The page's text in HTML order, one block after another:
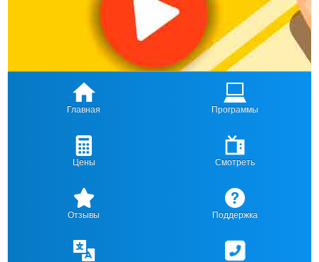
Главная Программы
Цены Смотреть
Отзывы Поддержка